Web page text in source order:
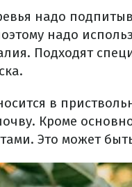
надо
надо
Подходят
в
Кроме
Это может